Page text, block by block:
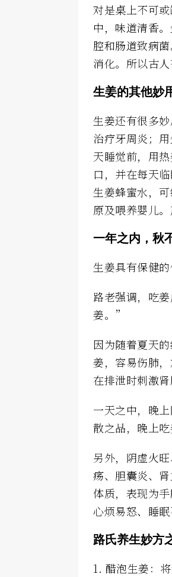
对是桌上不可
中，味道清香
腔和肠道致病
消化。所以古
生姜的其他妙
生姜还有很多
治疗牙周炎；
天睡觉前，用
口，并在每天
生姜蜂蜜水，
原及喂养婴儿
一年之内，秋
生姜具有保健
路老强调，吃
姜。”
因为随着夏天
姜，容易伤肺
在排泄时刺激
一天之中，晚
散之品，晚上
另外，阴虚火
疡、胆囊炎、
体质，表现为
心烦易怒、睡
路氏养生妙方
1. 醋泡生姜：